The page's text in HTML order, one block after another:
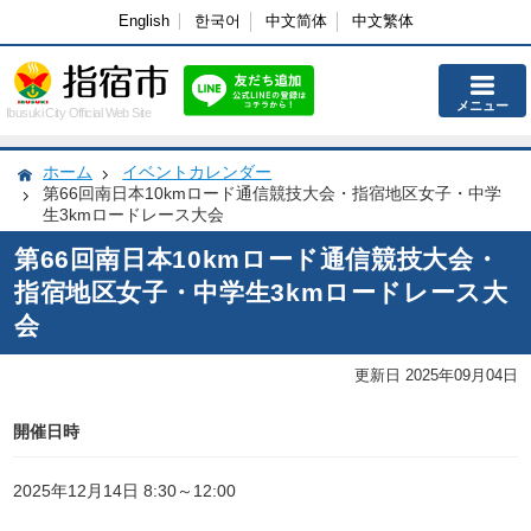
English 한국어 中文简体 中文繁体
Ibusuki City Official Web Site メニュー
ホーム
イベントカレンダー
第66回南日本10kmロード通信競技大会・指宿地区女子・中学
生3kmロードレース大会
第66回南日本10kmロード通信競技大会・
指宿地区女子・中学生3kmロードレース大
会
更新日 2025年09月04日
開催日時
2025年12月14日 8:30～12:00